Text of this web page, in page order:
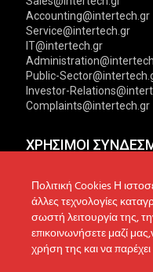
Accounting@intertech.gr
Service@intertech.gr
IT@intertech.gr
Public-
Investor-
Complaints@intertech.gr
ΧΡΗΣΙΜΟΙ
Δίκτυο συνεργατών
Τεχνική υποστήριξη
Πολιτική Cookies Η
άλλες τεχνολογίες
σωστή λειτουργία της,
επικοινωνήσετε μαζί
χρήση της και να